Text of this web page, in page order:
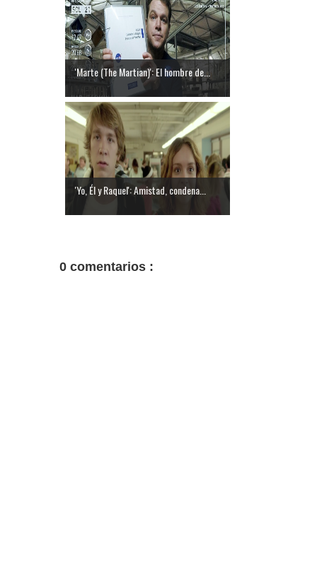
'Marte (The Martian)': El hombre de...
'Yo, Él y Raquel': Amistad, condena...
0 comentarios :